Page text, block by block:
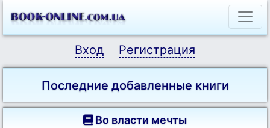
Вход Регистрация
Последние добавленные книги
Во власти мечты